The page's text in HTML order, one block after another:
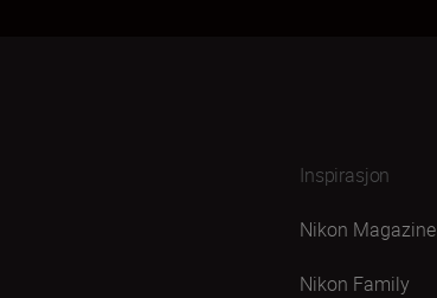
Inspirasjon
Nikon Magazine
Nikon Family